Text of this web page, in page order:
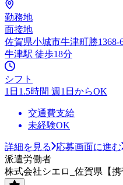
勤務地
面接地
佐賀県小城市牛津町勝1368-
牛津駅 徒歩18分
シフト
1日1.5時間 週1日からOK
交通費支給
未経験OK
詳細を見る
応募画面に進む
派遣労働者
株式会社シエロ_佐賀県【